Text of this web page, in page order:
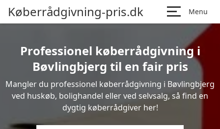
Køberrådgivning-pris.dk Menu
Professionel køberrådgivning i
Bøvlingbjerg til en fair pris
Mangler du professionel køberrådgivning i Bøvlingbjerg
ved huskøb, bolighandel eller ved selvsalg, så find en
dygtig køberrådgiver her!